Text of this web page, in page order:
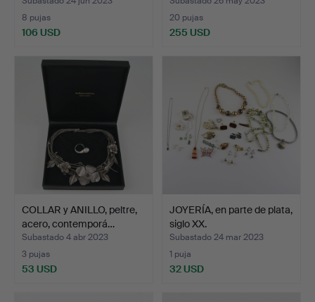
8 pujas
106 USD
20 pujas
255 USD
COLLAR y ANILLO, peltre,
acero, contemporá…
Subastado 4 abr 2023
3 pujas
53 USD
JOYERÍA, en parte de plata,
siglo XX.
Subastado 24 mar 2023
1 puja
32 USD